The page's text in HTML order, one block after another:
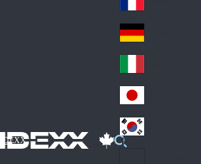
IDEXX
d
Fra
nc
e
Ge
an
y
Ital
y
Jap
an
Ko